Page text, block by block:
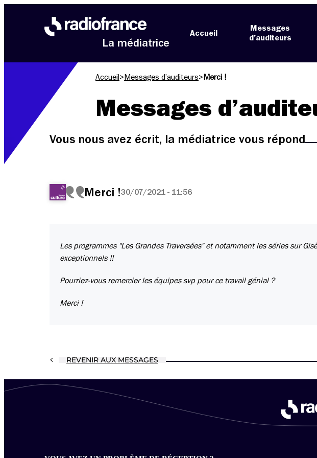
La médiatrice
Accueil
Messages
d’auditeurs
Accueil > Messages d’auditeurs> Merci !
Messages
Vous nous avez écrit, la médiatrice vous répond
Merci !30/07/2021 - 11:56
Les programmes "Les Grandes Traversées" et notamment les séries sur
exceptionnels !!
Pourriez-vous remercier les équipes svp pour ce travail génial ?
Merci !
REVENIR AUX MESSAGES